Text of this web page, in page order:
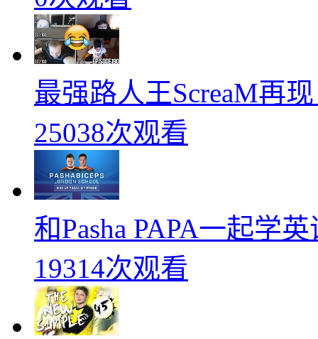
最强路人王ScreaM再
25038次观看
和Pasha PAPA一起学
19314次观看